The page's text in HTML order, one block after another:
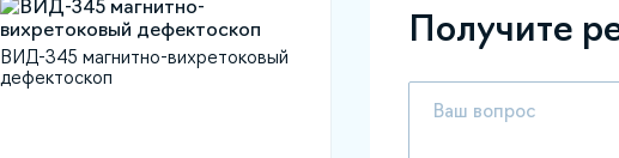
ВИД-345 магнитно-вихретоковый
дефектоскоп
Получите